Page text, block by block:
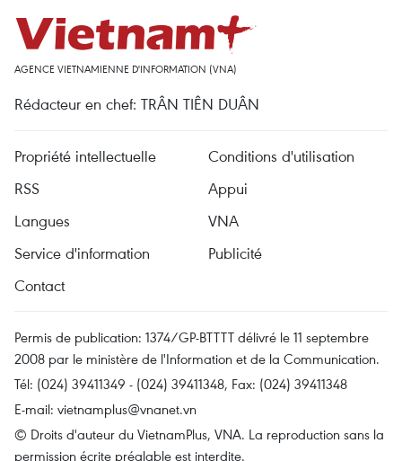
AGENCE VIETNAMIENNE D'INFORMATION (VNA)
Rédacteur en chef: TRÂN TIÊN DUÂN
Propriété intellectuelle
Conditions d'utilisation
RSS
Appui
Langues
VNA
Service d'information
Publicité
Contact
Permis de publication: 1374/GP-BTTTT délivré le 11 septembre
2008 par le ministère de l'Information et de la Communication.
Tél: (024) 39411349 - (024) 39411348, Fax: (024) 39411348
E-mail: vietnamplus@vnanet.vn
© Droits d'auteur du VietnamPlus, VNA. La reproduction sans la
permission écrite préalable est interdite.